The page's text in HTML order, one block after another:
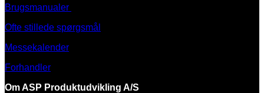
Brugsmanualer
Ofte stillede spørgsmål
Messekalender
Forhandler
Om ASP Produktudvikling A/S